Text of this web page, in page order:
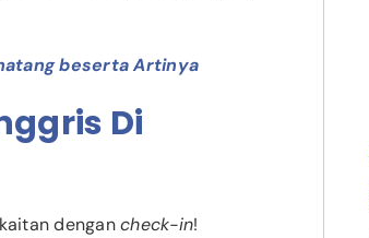
beserta Artinya
Di
dengancheck-in!